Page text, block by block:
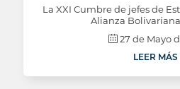
La XXI Cumbre de jefes de
Alianza
27 de Mayo
LEER MÁS